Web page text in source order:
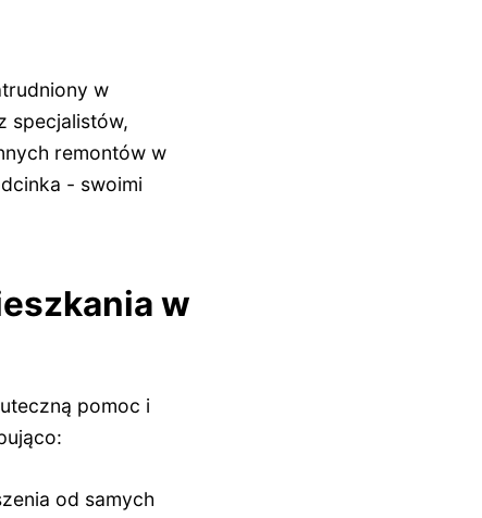
w
specjalistów,
remontów w
- swoimi
w
pomoc i
od samych